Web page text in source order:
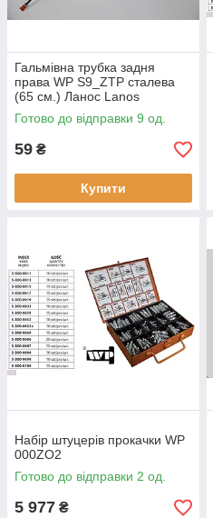
Гальмівна трубка задня
права WP S9_ZTP сталева
(65 см.) Ланос Lanos
Готово до відправки 9 од.
59 ₴
Купити
Набір штуцерів прокачки WP
000ZO2
Готово до відправки 2 од.
5 977 ₴